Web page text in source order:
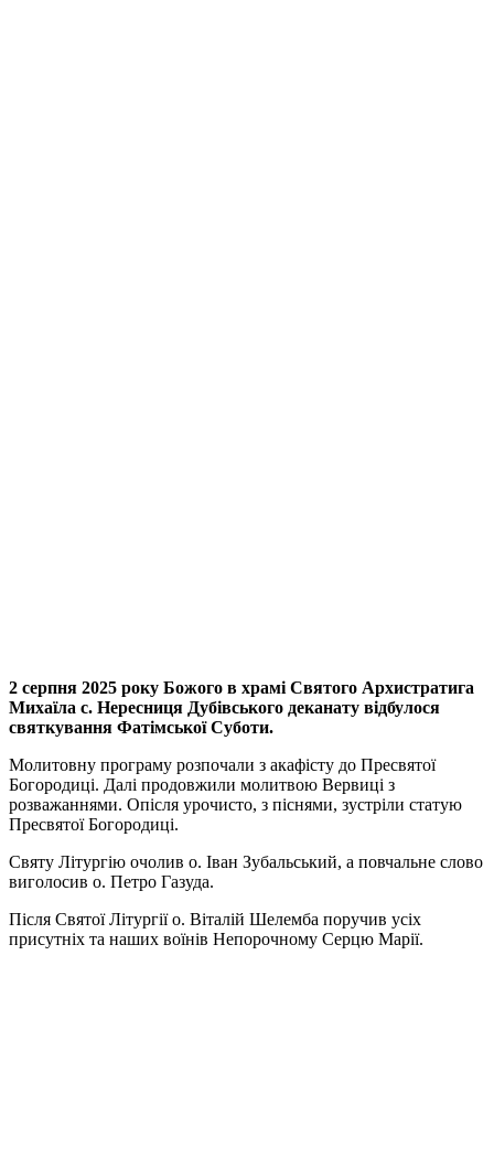
2 серпня 2025 року Божого в храмі Святого Архистратига
Михаїла с. Нересниця Дубівського деканату відбулося
святкування Фатімської Суботи.
Молитовну програму розпочали з акафісту до Пресвятої
Богородиці. Далі продовжили молитвою Вервиці з
розважаннями. Опісля урочисто, з піснями, зустріли статую
Пресвятої Богородиці.
Святу Літургію очолив о. Іван Зубальський, а повчальне слово
виголосив о. Петро Газуда.
Після Святої Літургії о. Віталій Шелемба поручив усіх
присутніх та наших воїнів Непорочному Серцю Марії.